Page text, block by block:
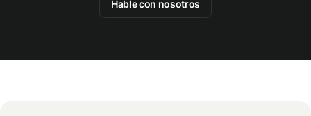
Hable con nosotros